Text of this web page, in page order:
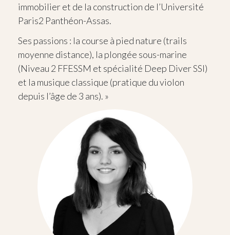
immobilier et de la construction de l’Université
Paris2 Panthéon-Assas.
Ses passions : la course à pied nature (trails
moyenne distance), la plongée sous-marine
(Niveau 2 FFESSM et spécialité Deep Diver SSI)
et la musique classique (pratique du violon
depuis l’âge de 3 ans). »